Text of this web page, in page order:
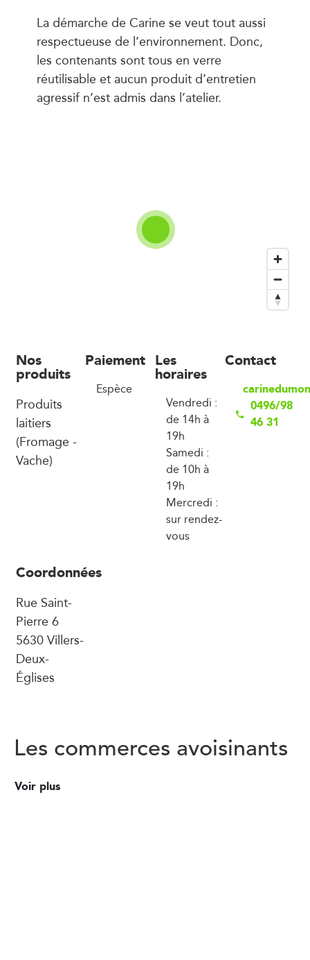
La démarche de Carine se veut tout aussi
respectueuse de l’environnement. Donc,
les contenants sont tous en verre
réutilisable et aucun produit d’entretien
agressif n’est admis dans l’atelier.
Nos
produits
Produits
laitiers
(Fromage -
Vache)
Paiement
Espèce
Les
horaires
Vendredi :
de 14h à
19h
Samedi :
de 10h à
19h
Mercredi :
sur rendez-
vous
Contact
0496/98
46 31
Coordonnées
Rue Saint-
Pierre 6
5630 Villers-
Deux-
Églises
Les commerces avoisinants
Voir plus